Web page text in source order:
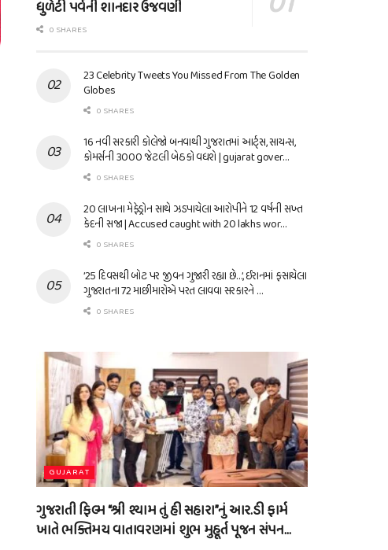
ધુળેટી પર્વની શાનદાર ઉજવણી
0 SHARES
23 Celebrity Tweets You Missed From The Golden
Globes
0 SHARES
16 નવી સરકારી કોલેજો બનવાથી ગુજરાતમાં આર્ટ્સ, સાયન્સ,
કોમર્સની 3000 જેટલી બેઠકો વધશે | gujarat gover…
0 SHARES
20 લાખના મેફેડ્રોન સાથે ઝડપાયેલા આરોપીને 12 વર્ષની સખ્ત
કેદની સજા | Accused caught with 20 lakhs wor…
0 SHARES
’25 દિવસથી બોટ પર જીવન ગુજારી રહ્યા છે…’, ઈરાનમાં ફસાયેલા
ગુજરાતના 72 માછીમારોએ પરત લાવવા સરકારને …
0 SHARES
GUJARAT
ગુજરાતી ફિલ્મ “શ્રી શ્યામ તું હી સહારા”નું આર.ડી ફાર્મ
ખાતે ભક્તિમય વાતાવરણમાં શુભ મુહૂર્ત પૂજન સંપન…